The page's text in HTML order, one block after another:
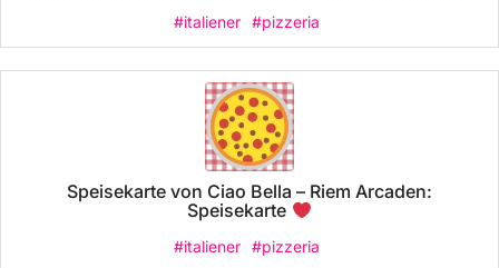
#italiener #pizzeria
Speisekarte von Ciao Bella – Riem Arcaden:
Speisekarte
#italiener #pizzeria